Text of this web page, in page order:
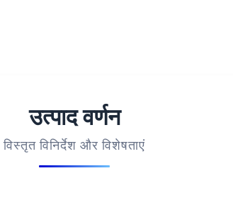
उत्पाद वर्णन
विस्तृत विनिर्देश और विशेषताएं